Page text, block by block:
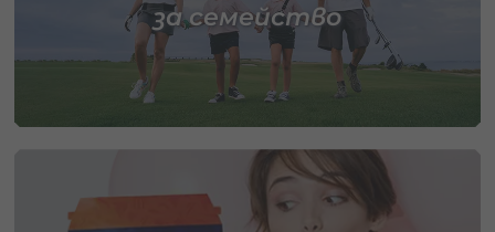
за семейство